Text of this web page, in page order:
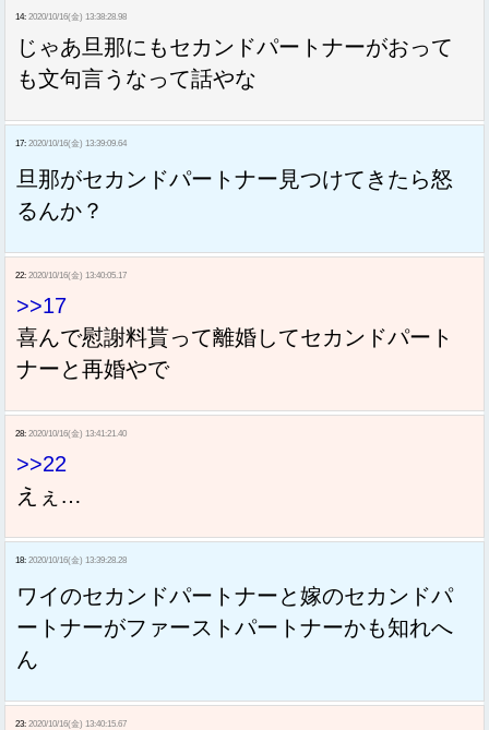
14: 2020/10/16(金) 13:38:28.98
じゃあ旦那にもセカンドパートナーがおって
も文句言うなって話やな
17: 2020/10/16(金) 13:39:09.64
旦那がセカンドパートナー見つけてきたら怒
るんか？
22: 2020/10/16(金) 13:40:05.17
>>17
喜んで慰謝料貰って離婚してセカンドパート
ナーと再婚やで
28: 2020/10/16(金) 13:41:21.40
>>22
えぇ…
18: 2020/10/16(金) 13:39:28.28
ワイのセカンドパートナーと嫁のセカンドパ
ートナーがファーストパートナーかも知れへ
ん
23: 2020/10/16(金) 13:40:15.67